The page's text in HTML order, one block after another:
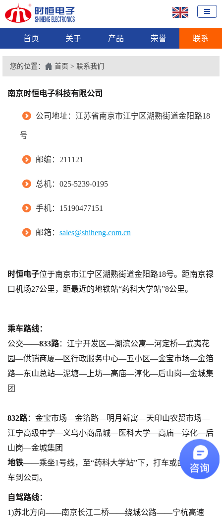
首页 关于 产品 荣誉 联系
您的位置： 首页 > 联系我们
南京时恒电子科技有限公司
公司地址：江苏省南京市江宁区湖熟街道金阳路18
号
邮编：211121
总机：025-5239-0195
手机： 15190477151
邮箱： sales@shiheng.com.cn
时恒电子位于南京市江宁区湖熟街道金阳路18号。距南京禄
口机场27公里，距最近的地铁站“药科大学站”8公里。
乘车路线：
公交——833路：江宁开发区—湖滨公寓—河定桥—武夷花
园—供销商厦—区行政服务中心—五小区—金宝市场—金箔
路—东山总站—泥塘—上坊—高庙—淳化—后山岗—金城集
团
832路：金宝市场—金箔路—明月新寓—天印山农贸市场—
江宁高级中学—义乌小商品城—医科大学—高庙—淳化—后
山岗—金城集团
地铁——乘坐1号线，至“药科大学站”下，打车或由公司派
车到公司。
自驾路线：
1)苏北方向——南京长江二桥——绕城公路——宁杭高速